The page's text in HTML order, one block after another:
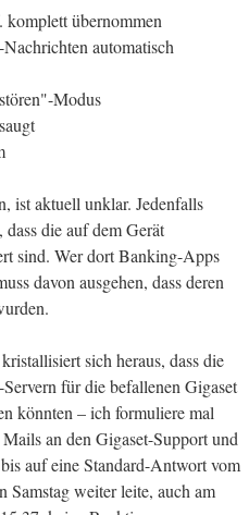
übernommen
automatisch
Modus
ist aktuell unklar. Jedenfalls
die auf dem Gerät
sind. Wer dort Banking-Apps
davon ausgehen, dass deren
sich heraus, dass die
für die befallenen Gigaset
könnten – ich formuliere mal
an den Gigaset-Support und
auf eine Standard-Antwort vom
Samstag weiter leite, auch am